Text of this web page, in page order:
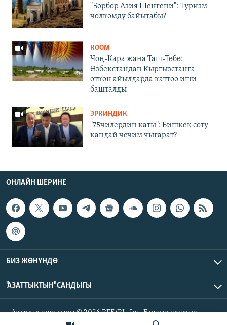
"Борбор Азия Шенгени": Туризм
чөлкөмдү байытабы?
КООМ
Чоң-Кара жана Таш-Төбө:
Өзбекстандан Кыргызстанга
өткөн айылдарда каттоо иши
башталды
ЭРКИНДИК
"75чилердин каты": Бишкек соту
кандай чечим чыгарат?
ОНЛАЙН ШЕРИНЕ
БИЗ ЖӨНҮНДӨ
"АЗАТТЫКТЫН" САНДЫГЫ
Азаттык үналгысы © 2026 RFE/RL, Inc. Бардык укуктар